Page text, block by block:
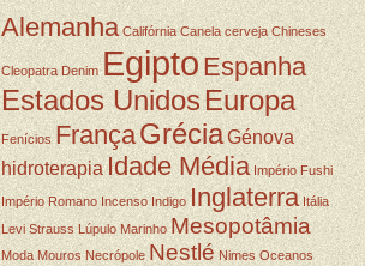
Alemanha Califórnia Canela cerveja Chineses
Cleopatra Denim EgiptoEspanha
Estados UnidosEuropa
Fenícios FrançaGréciaGénova
hidroterapiaIdade Média Império Fushi
Império Romano Incenso Indigo Inglaterra Itália
Levi Strauss Lúpulo Marinho Mesopotâmia
Moda Mouros Necrópole Nestlé Nimes Oceanos